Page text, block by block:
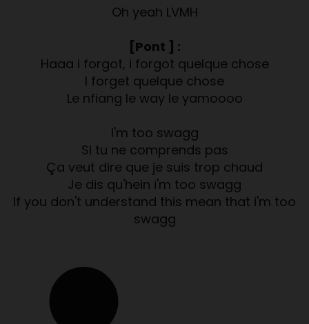
Oh yeah LVMH
[Pont ] :
Haaa i forgot, i forgot quelque chose
I forget quelque chose
Le nfiang le way le yamoooo
I'm too swagg
Si tu ne comprends pas
Ça veut dire que je suis trop chaud
Je dis qu'hein i'm too swagg
If you don't understand this mean that i'm too
swagg